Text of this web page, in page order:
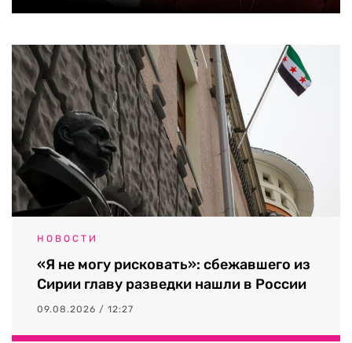
НОВОСТИ
«Я не могу рисковать»: сбежавшего из
Сирии главу разведки нашли в России
09.08.2026 / 12:27